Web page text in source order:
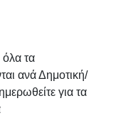
τα
ανά Δημοτική/
για τα